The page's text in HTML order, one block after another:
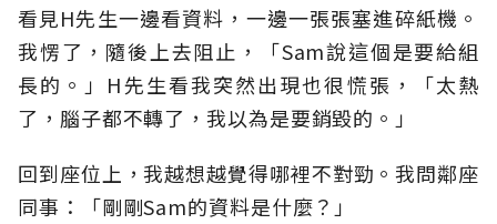
看見H先生一邊看資料，一邊一張張塞進碎紙機。
我愣了，隨後上去阻止，「Sam說這個是要給組
長的。」H先生看我突然出現也很慌張，「太熱
了，腦子都不轉了，我以為是要銷毀的。」
回到座位上，我越想越覺得哪裡不對勁。我問鄰座
同事：「剛剛Sam的資料是什麼？」